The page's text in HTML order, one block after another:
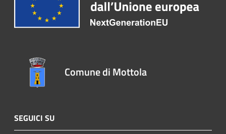
Comune di Mottola
SEGUICI SU